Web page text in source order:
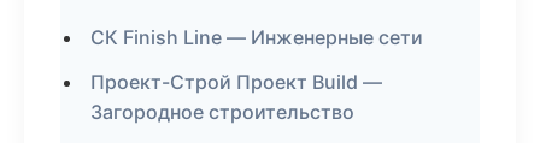
СК Finish Line — Инженерные сети
Проект-Строй Проект Build —
Загородное строительство